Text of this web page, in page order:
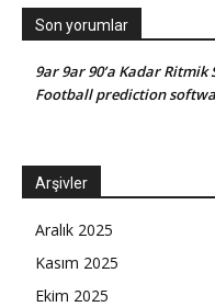
Son yorumlar
9ar 9ar 90’a Kadar Ritmik
Football prediction
Arşivler
Aralık 2025
Kasım 2025
Ekim 2025